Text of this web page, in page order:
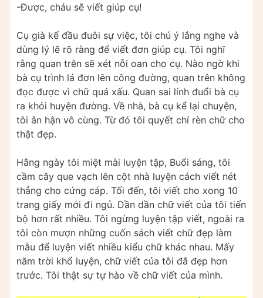
-Được, cháu sẽ viết giúp cụ!
Cụ già kể đầu đuôi sự việc, tôi chú ý lắng nghe và
dùng lý lẽ rõ ràng để viết đơn giúp cụ. Tôi nghĩ
rằng quan trên sẽ xét nỗi oan cho cụ. Nào ngờ khi
bà cụ trình lá đơn lên công đường, quan trên không
đọc được vì chữ quá xấu. Quan sai lính đuổi bà cụ
ra khỏi huyện đường. Về nhà, bà cụ kể lại chuyện,
tôi ân hận vô cùng. Từ đó tôi quyết chí rèn chữ cho
thật đẹp.
Hằng ngày tôi miệt mài luyện tập, Buổi sáng, tôi
cầm cây que vạch lên cột nhà luyện cách viết nét
thẳng cho cứng cáp. Tối đến, tôi viết cho xong 10
trang giấy mới đi ngủ. Dần dần chữ viết của tôi tiến
bộ hơn rất nhiều. Tôi ngừng luyện tập viết, ngoài ra
tôi còn mượn những cuốn sách viết chữ đẹp làm
mẫu để luyện viết nhiều kiểu chữ khác nhau. Mấy
năm trời khổ luyện, chữ viết của tôi đã đẹp hơn
trước. Tôi thật sự tự hào về chữ viết của mình.